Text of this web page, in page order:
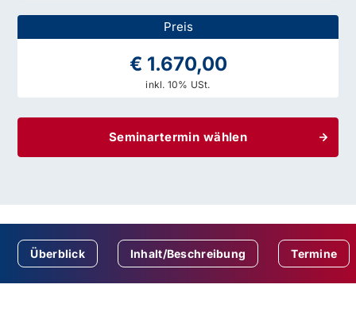
Preis
€ 1.670,00
inkl. 10% USt.
Seminartermin wählen
Überblick Inhalt/Beschreibung Termine